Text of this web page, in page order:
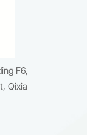
F6,
Qixia